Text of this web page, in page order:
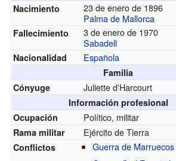
Nacimiento
23 de enero de 1896
Palma de Mallorca
Fallecimiento
3 de enero de 1970
Sabadell
Nacionalidad Española
Familia
Cónyuge
Juliette d'Harcourt
Información profesional
Ocupación
Político, militar
Rama militar Ejército de Tierra
Conflictos
Guerra de Marruecos